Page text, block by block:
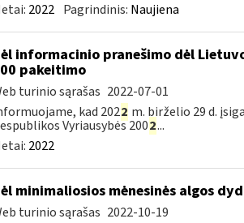
2022 Pagrindinis: Naujiena
informacinio pranešimo dėl
pakeitimo
turinio sąrašas 2022-07-01
kad 2022 m. birželio 29 d.
Vyriausybės 2002...
2022
minimaliosios mėnesinės algos
turinio sąrašas 2022-10-19